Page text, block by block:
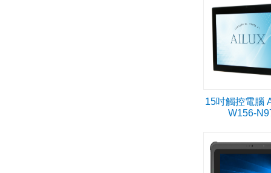
15吋觸控電腦
W156-